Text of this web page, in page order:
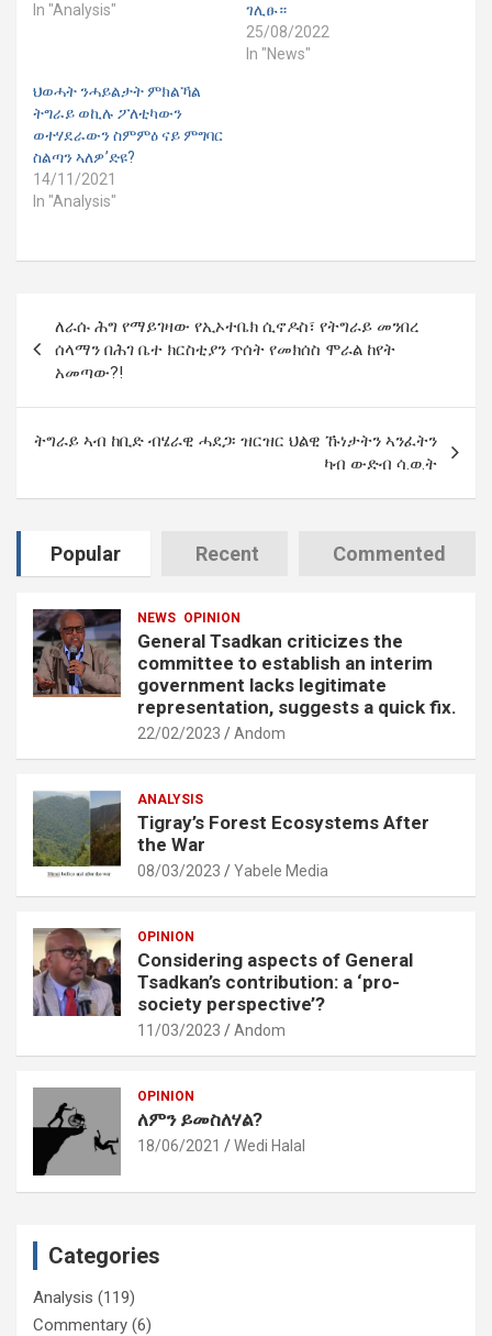
In "Analysis"
ገሊፁ።
25/08/2022
In "News"
ህወሓት ንሓይልታት ምክልኻል
ትግራይ ወኪሉ ፖለቲካውን
ወተሃደራውን ስምምዕ ናይ ምግባር
ስልጣን ኣለዎ’ድዩ?
14/11/2021
In "Analysis"
navigation
ለራሱ ሕግ የማይገዛው የኢኦተቤክ ሲኖዶስ፣ የትግራይ መንበረ
ሰላማን በሕገ ቤተ ክርስቲያን ጥሰት የመክሰስ ሞራል ከየት
አመጣው?!
ትግራይ ኣብ ከቢድ ብሄራዊ ሓደጋ፡ ዝርዝር ህልዊ ኹነታትን ኣንፈትን
ካብ ውድብ ሳ.ወ.ት
Popular Recent Commented
NEWS OPINION
General Tsadkan criticizes the
committee to establish an interim
government lacks legitimate
representation, suggests a quick fix.
22/02/2023 Andom
ANALYSIS
Tigray’s Forest Ecosystems After
the War
08/03/2023 Yabele Media
OPINION
Considering aspects of General
Tsadkan’s contribution: a ‘pro-
society perspective’?
11/03/2023 Andom
OPINION
ለምን ይመስለሃል?
18/06/2021 Wedi Halal
Categories
Analysis (119)
Commentary (6)